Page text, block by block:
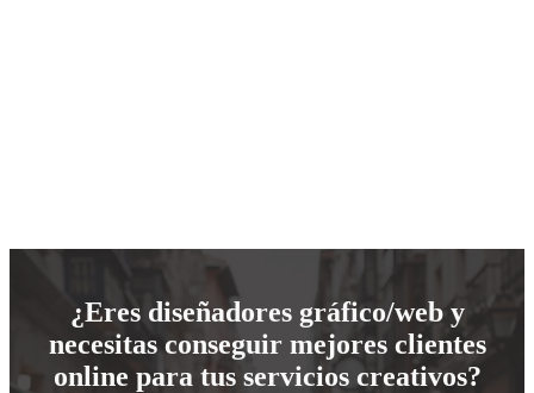
¿Eres diseñadores gráfico/web y
necesitas conseguir mejores clientes
online para tus servicios creativos?